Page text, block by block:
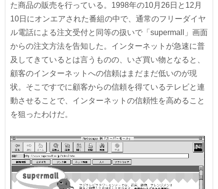
た商品の販売を行っている。1998年の10月26日と12月
10日にオンエアされた番組の中で、通常のフリーダイヤ
ル電話による注文受付と同等の扱いで「supermall」画面
からの注文方法を告知した。インターネットが急速に普
及してきているとは言うものの、いざ買い物となると、
顧客のインターネットへの信頼はまだまだ低いのが現
状。そこですでに顧客からの信頼を得ているテレビと連
動させることで、インターネットの信頼性を高めること
を狙ったわけだ。